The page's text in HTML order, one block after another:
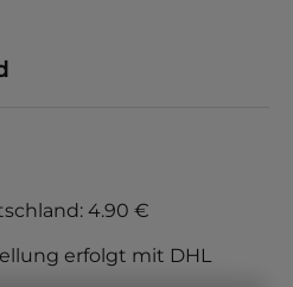
4.90 €
erfolgt mit DHL